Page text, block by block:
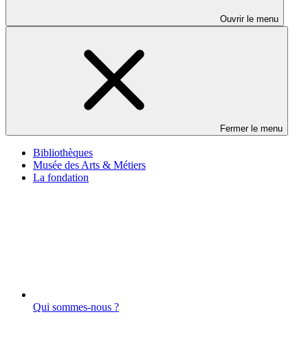
Ouvrir le menu
Fermer le menu
Bibliothèques
Musée des Arts & Métiers
La fondation
Qui sommes-nous ?